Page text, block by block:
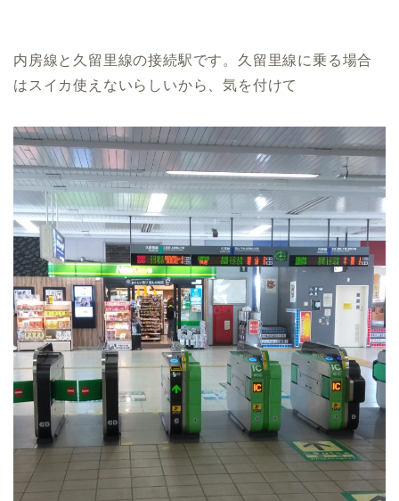
内房線と久留里線の接続駅です。久留里線に乗る場合
はスイカ使えないらしいから、気を付けて